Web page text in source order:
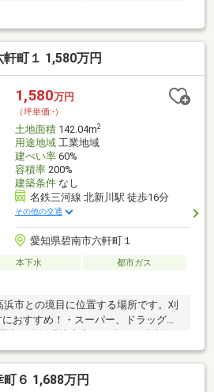
町１ 1,580万円
1,580万円
（坪単価:-）
土地面積142.04m2
用途地域工業地域
建ぺい率60%
容積率200%
建築条件なし
名鉄三河線 北新川駅 徒歩16分
その他の交通
愛知県碧南市六軒町１
本下水
都市ガス
市との境目に位置する場所です。刈
おすすめ！・スーパー、ドラッグス
いときにいつでもすぐ行けて小さな
ライフインフォメーション＊・Felna
歩約5分）・セブンイレブン高浜田戸
６ 1,688万円